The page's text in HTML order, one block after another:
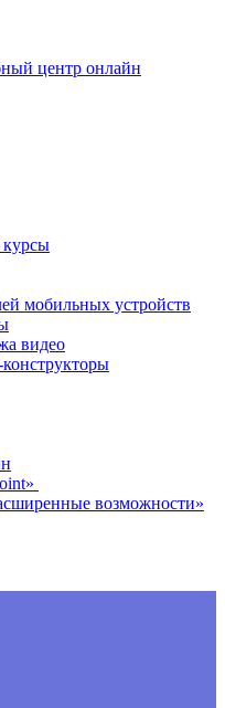
курсы
мобильных устройств
видео
возможности»